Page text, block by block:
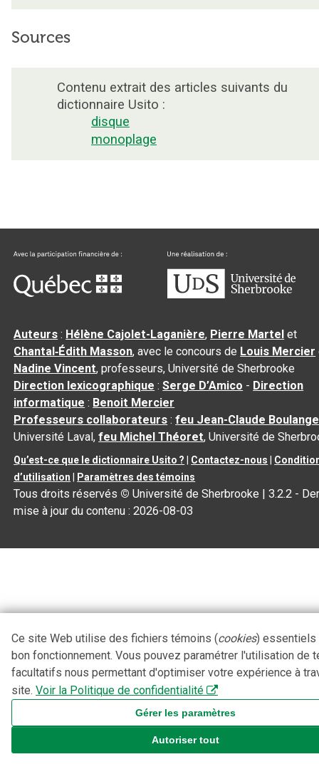
Sources
Contenu extrait des articles suivants du
dictionnaire Usito :
disque
monoplage
Auteurs : Hélène Cajolet-Laganière, Pierre Martel et
Chantal‑Édith Masson, avec le concours de Louis Mercier
Nadine Vincent, professeurs, Université de Sherbrooke
Direction lexicographique :Serge D’Amico - Direction
informatique : Benoit Mercier
Professeurs collaborateurs :feu Jean-Claude
Université Laval,feu Michel Théoret, Université de
Qu’est-ce que le dictionnaire Usito ? Contactez-nous
d’utilisation
Paramètres des témoins
Tous droits réservés © Université de Sherbrooke |3.2.2 -
mise à jour du contenu :2026-08-03
Ce site Web utilise des fichiers témoins (cookies) essentiels
bon fonctionnement. Vous pouvez paramétrer l'utilisation de
facultatifs nous permettant d'optimiser votre expérience à
site. Voir la Politique de confidentialité
Gérer les paramètres
Autoriser tout